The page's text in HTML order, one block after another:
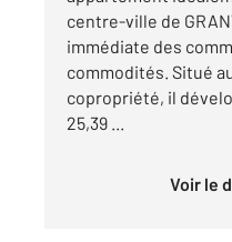
centre-ville de
immédiate des
commodités. Situé
copropriété, il
25,39 ...
Voir le